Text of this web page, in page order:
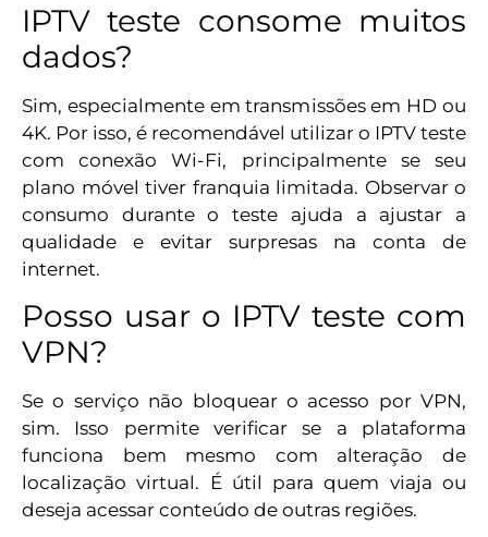
IPTV teste consome muitos
dados?
Sim, especialmente em transmissões em HD ou
4K. Por isso, é recomendável utilizar o IPTV teste
com conexão Wi-Fi, principalmente se seu
plano móvel tiver franquia limitada. Observar o
consumo durante o teste ajuda a ajustar a
qualidade e evitar surpresas na conta de
internet.
Posso usar o IPTV teste com
VPN?
Se o serviço não bloquear o acesso por VPN,
sim. Isso permite verificar se a plataforma
funciona bem mesmo com alteração de
localização virtual. É útil para quem viaja ou
deseja acessar conteúdo de outras regiões.